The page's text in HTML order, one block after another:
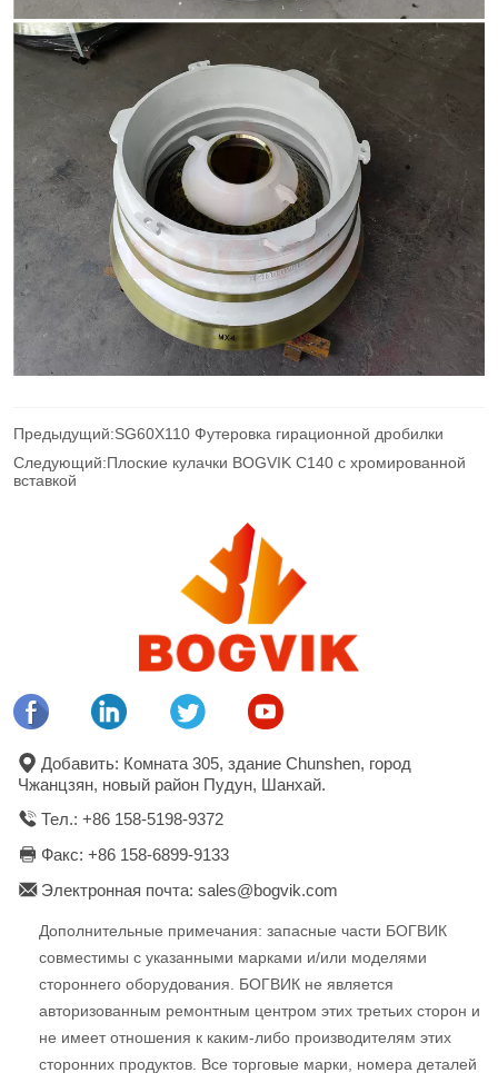
Предыдущий:SG60X110 Футеровка гирационной дробилки
Следующий:Плоские кулачки BOGVIK C140 с хромированной
вставкой
Добавить: Комната 305, здание Chunshen, город
Чжанцзян, новый район Пудун, Шанхай.
Тел.: +86 158-5198-9372
Факс: +86 158-6899-9133
Электронная почта: sales@bogvik.com
Дополнительные примечания: запасные части БОГВИК
совместимы с указанными марками и/или моделями
стороннего оборудования. БОГВИК не является
авторизованным ремонтным центром этих третьих сторон и
не имеет отношения к каким-либо производителям этих
сторонних продуктов. Все торговые марки, номера деталей